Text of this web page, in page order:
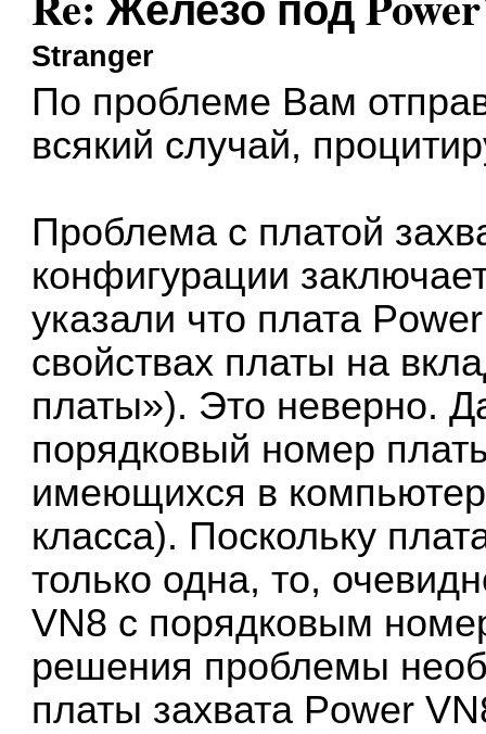
Stranger
По проблеме Вам
всякий случай,
Проблема с платой
конфигурации
указали что плата
свойствах платы на
платы»). Это неверно.
порядковый номер
имеющихся в
класса). Поскольку
только одна, то,
VN8 с порядковым
решения проблемы
платы захвата Power